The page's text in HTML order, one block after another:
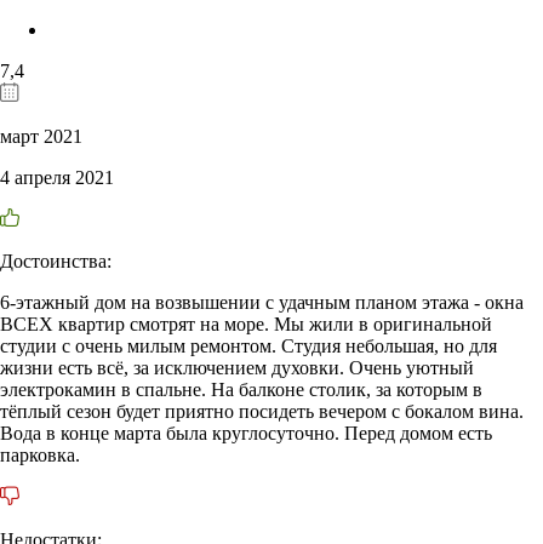
7,4
март 2021
4 апреля 2021
Достоинства:
6-этажный дом на возвышении с удачным планом этажа - окна
ВСЕХ квартир смотрят на море. Мы жили в оригинальной
студии с очень милым ремонтом. Студия небольшая, но для
жизни есть всё, за исключением духовки. Очень уютный
электрокамин в спальне. На балконе столик, за которым в
тёплый сезон будет приятно посидеть вечером с бокалом вина.
Вода в конце марта была круглосуточно. Перед домом есть
парковка.
Недостатки: